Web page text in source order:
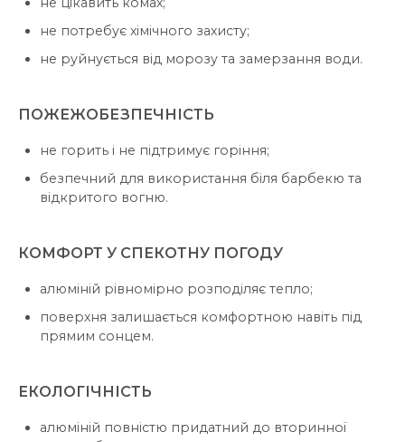
не потребує хімічного захисту;
не руйнується від морозу та замерзання води.
ПОЖЕЖОБЕЗПЕЧНІСТЬ
не горить і не підтримує горіння;
безпечний для використання біля барбекю та
відкритого вогню.
КОМФОРТ У СПЕКОТНУ ПОГОДУ
алюміній рівномірно розподіляє тепло;
поверхня залишається комфортною навіть під
прямим сонцем.
ЕКОЛОГІЧНІСТЬ
алюміній повністю придатний до вторинної